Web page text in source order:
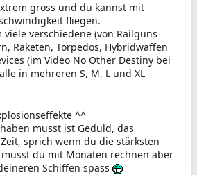
gross und du kannst mit
fliegen.
verschiedene (von Railguns
Raketen, Torpedos, Hybridwaffen
(im Video No Other Destiny bei
in mehreren S, M, L und XL
^^
musst ist Geduld, das
sprich wenn du die stärksten
du mit Monaten rechnen aber
Schiffen spass